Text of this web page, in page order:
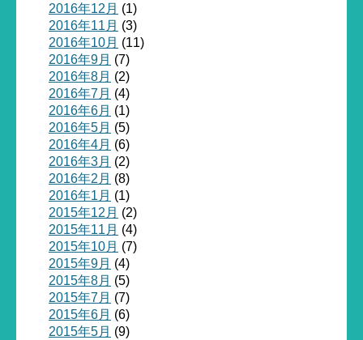
2016年12月 (1)
2016年11月 (3)
2016年10月 (11)
2016年9月 (7)
2016年8月 (2)
2016年7月 (4)
2016年6月 (1)
2016年5月 (5)
2016年4月 (6)
2016年3月 (2)
2016年2月 (8)
2016年1月 (1)
2015年12月 (2)
2015年11月 (4)
2015年10月 (7)
2015年9月 (4)
2015年8月 (5)
2015年7月 (7)
2015年6月 (6)
2015年5月 (9)